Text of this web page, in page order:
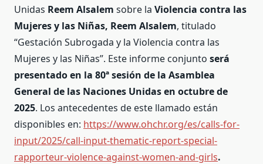
Unidas Reem Alsalem sobre la Violencia contra las
Mujeres y las Niñas, Reem Alsalem, titulado
“Gestación Subrogada y la Violencia contra las
Mujeres y las Niñas”. Este informe conjunto será
presentado en la 80ª sesión de la Asamblea
General de las Naciones Unidas en octubre de
2025. Los antecedentes de este llamado están
disponibles en: https://www.ohchr.org/es/calls-for-
input/2025/call-input-thematic-report-special-
rapporteur-violence-against-women-and-girls.